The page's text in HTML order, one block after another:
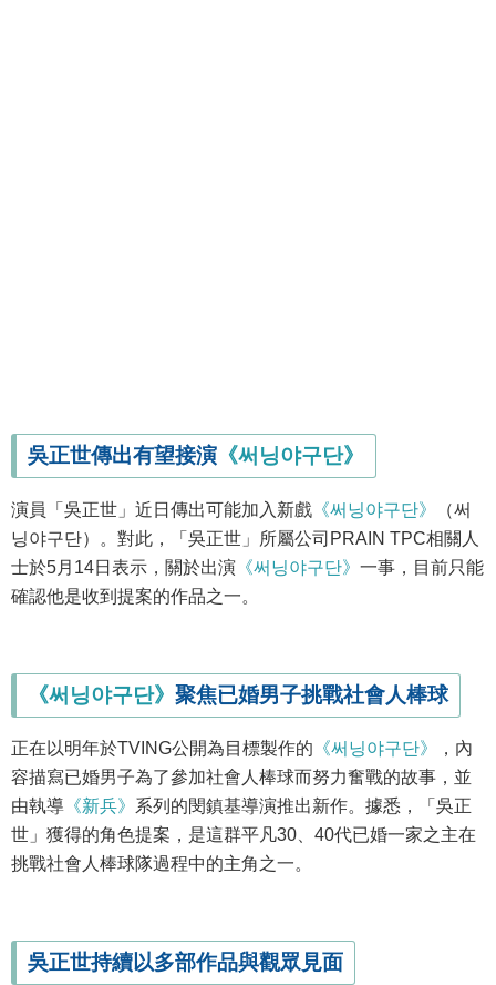
吳正世傳出有望接演 《써닝야구단》
演員「吳正世」近日傳出可能加入新戲 《써닝야구단》
（써
닝야구단）。對此，「吳正世」所屬公司PRAIN TPC相關人
士於5月14日表示，關於出演 《써닝야구단》 一事，目前只能
確認他是收到提案的作品之一。
《써닝야구단》 聚焦已婚男子挑戰社會人棒球
正在以明年於TVING公開為目標製作的 《써닝야구단》
，內
容描寫已婚男子為了參加社會人棒球而努力奮戰的故事，並
由執導 《新兵》 系列的閔鎮基導演推出新作。據悉，「吳正
世」獲得的角色提案，是這群平凡30、40代已婚一家之主在
挑戰社會人棒球隊過程中的主角之一。
吳正世持續以多部作品與觀眾見面